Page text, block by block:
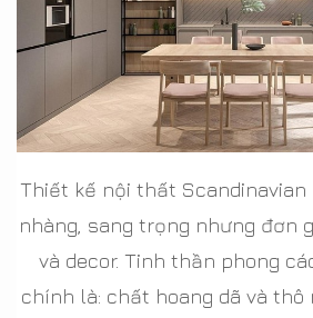
Thiết kế nội thất
nhàng, sang trọng nhưng đơn
và decor. Tinh thần phong
chính là: chất hoang dã và thô